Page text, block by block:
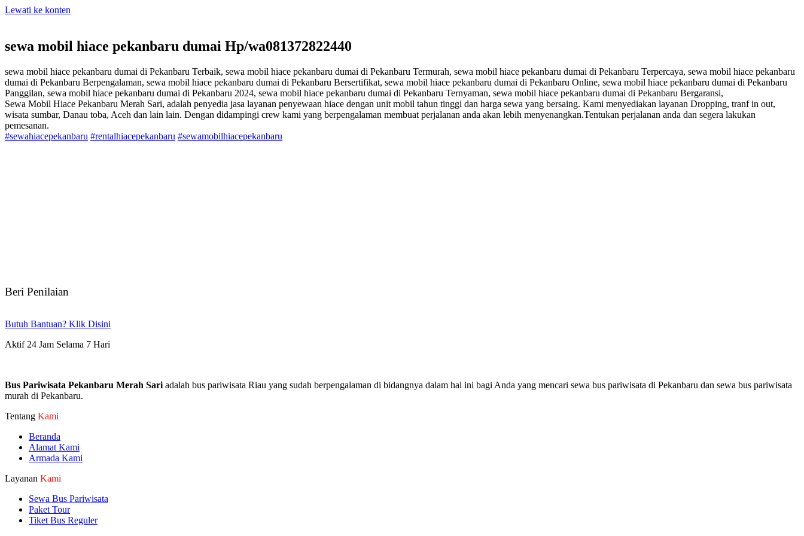
Lewati ke konten
sewa mobil hiace pekanbaru dumai Hp/wa081372822440
sewa mobil hiace pekanbaru dumai di Pekanbaru Terbaik, sewa mobil hiace pekanbaru dumai di Pekanbaru Termurah, sewa mobil hiace pekanbaru dumai di Pekanbaru Terpercaya, sewa mobil hiace pekanbaru
dumai di Pekanbaru Berpengalaman, sewa mobil hiace pekanbaru dumai di Pekanbaru Bersertifikat, sewa mobil hiace pekanbaru dumai di Pekanbaru Online, sewa mobil hiace pekanbaru dumai di Pekanbaru
Panggilan, sewa mobil hiace pekanbaru dumai di Pekanbaru 2024, sewa mobil hiace pekanbaru dumai di Pekanbaru Ternyaman, sewa mobil hiace pekanbaru dumai di Pekanbaru Bergaransi,
Sewa Mobil Hiace Pekanbaru Merah Sari, adalah penyedia jasa layanan penyewaan hiace dengan unit mobil tahun tinggi dan harga sewa yang bersaing. Kami menyediakan layanan Dropping, tranf in out,
wisata sumbar, Danau toba, Aceh dan lain lain. Dengan didampingi crew kami yang berpengalaman membuat perjalanan anda akan lebih menyenangkan.Tentukan perjalanan anda dan segera lakukan
pemesanan.
#sewahiacepekanbaru #rentalhiacepekanbaru #sewamobilhiacepekanbaru
Beri Penilaian
Butuh Bantuan? Klik Disini
Aktif 24 Jam Selama 7 Hari
Bus Pariwisata Pekanbaru Merah Sari adalah bus pariwisata Riau yang sudah berpengalaman di bidangnya dalam hal ini bagi Anda yang mencari sewa bus pariwisata di Pekanbaru dan sewa bus pariwisata
murah di Pekanbaru.
Tentang Kami
Beranda
Alamat Kami
Armada Kami
Layanan Kami
Sewa Bus Pariwisata
Paket Tour
Tiket Bus Reguler